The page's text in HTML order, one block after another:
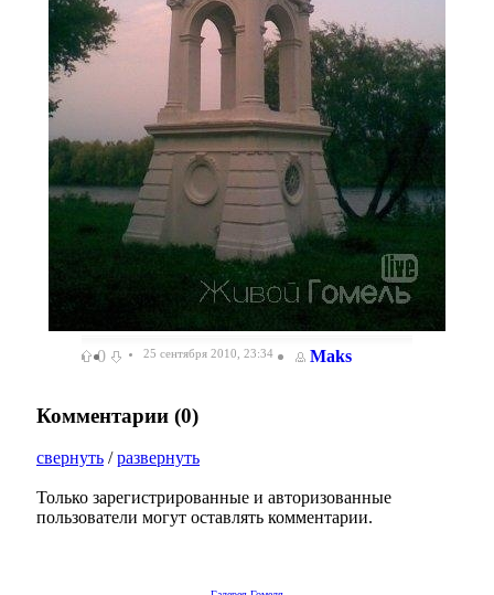
0 25 сентября 2010, 23:34 Maks
Комментарии (0)
свернуть /развернуть
Только зарегистрированные и авторизованные
пользователи могут оставлять комментарии.